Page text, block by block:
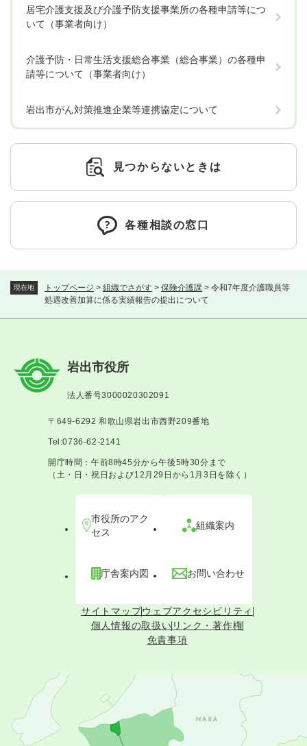
現在地 トップページ > 組織でさがす > 保険介護課 > 令和7年度介護職員等
処遇改善加算に係る実績報告の提出について
居宅介護支援及び介護予防支援事業所の各種申請等につ
いて（事業者向け）
介護予防・日常生活支援総合事業（総合事業）の各種申
請等について（事業者向け）
岩出市がん対策推進企業等連携協定について
見つからないときは
各種相談の窓口
岩出市役所
法人番号3000020302091
〒649-6292 和歌山県岩出市西野209番地
Tel:0736-62-2141
開庁時間：午前8時45分から午後5時30分まで
（土・日・祝日および12月29日から1月3日を除く）
市役所のアク
セス
組織案内
庁舎案内図 お問い合わせ
サイトマップウェブアクセシビリティ
個人情報の取扱い リンク・著作権
免責事項